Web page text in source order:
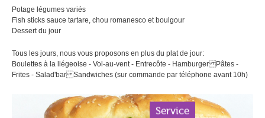
Potage légumes variés
Fish sticks sauce tartare, chou romanesco et boulgour
Dessert du jour
Tous les jours, nous vous proposons en plus du plat de jour:
Boulettes à la liégeoise - Vol-au-vent - Entrecôte - Hamburger Pâtes -
Frites - Salad'bar Sandwiches (sur commande par téléphone avant 10h)
Service